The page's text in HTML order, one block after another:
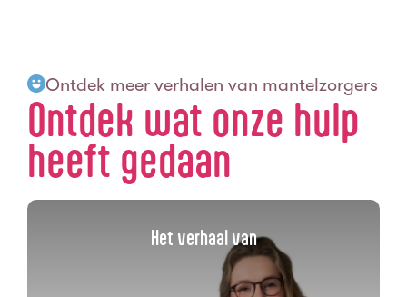
Ontdek meer verhalen van mantelzorgers
Ontdek wat onze hulp
heeft gedaan
Het verhaal van